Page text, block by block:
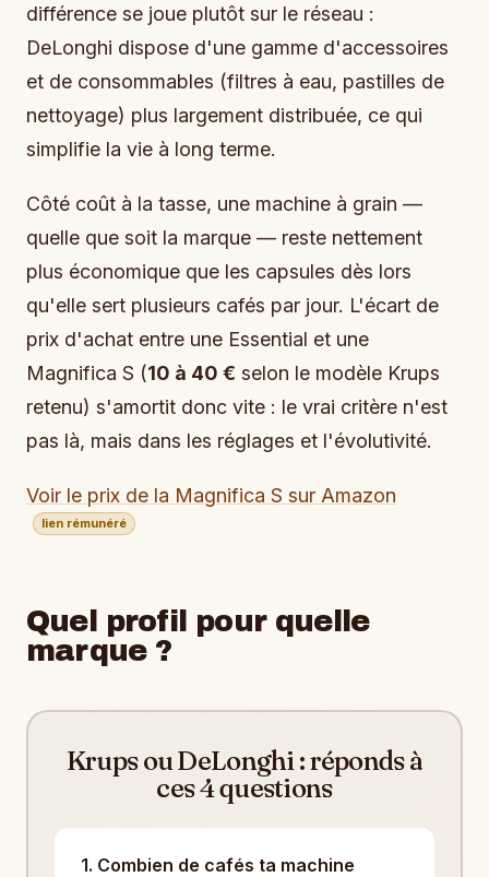
différence se joue plutôt sur le réseau :
DeLonghi dispose d'une gamme d'accessoires
et de consommables (filtres à eau, pastilles de
nettoyage) plus largement distribuée, ce qui
simplifie la vie à long terme.
Côté coût à la tasse, une machine à grain —
quelle que soit la marque — reste nettement
plus économique que les capsules dès lors
qu'elle sert plusieurs cafés par jour. L'écart de
prix d'achat entre une Essential et une
Magnifica S (10 à 40 € selon le modèle Krups
retenu) s'amortit donc vite : le vrai critère n'est
pas là, mais dans les réglages et l'évolutivité.
Voir le prix de la Magnifica S sur Amazon
lien rémunéré
Quel profil pour quelle
marque ?
Krups ou DeLonghi : réponds à
ces 4 questions
1. Combien de cafés ta machine